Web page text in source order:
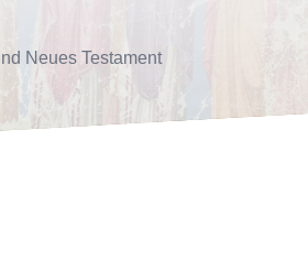
Neues Testament